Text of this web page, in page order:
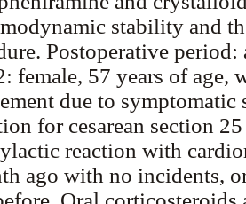
stability and
Postoperative
female, 57 years of
due to symptomatic
for cesarean section
reaction with
ago with no incidents,